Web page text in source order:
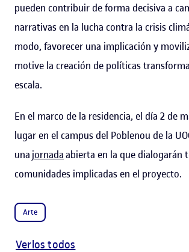
pueden contribuir de forma decisiva a
narrativas en la lucha contra la crisis
modo, favorecer una implicación y
motive la creación de políticas
escala.
En el marco de la residencia, el día 2 de
lugar en el campus del Poblenou de la
una jornadaabierta en la que dialogarán
comunidades implicadas en el proyecto.
Arte
Verlos todos